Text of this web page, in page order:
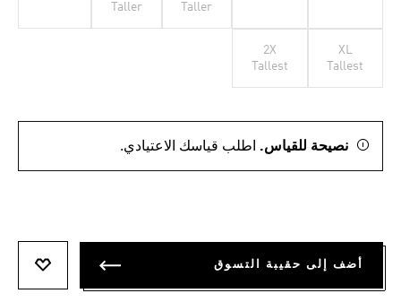
Taller
Taller
XL
Tallest
2X
Tallest
نصيحة للقياس. اطلب قياسك الاعتيادي.
أضف إلى حقيبة التسوق